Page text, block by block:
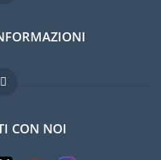
expat
frequenti
CON NOI